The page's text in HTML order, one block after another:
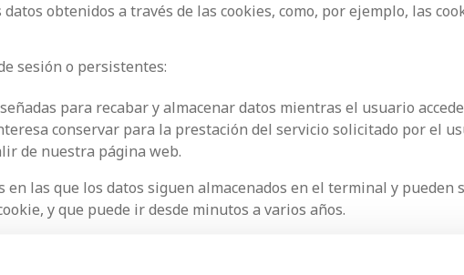
obtenidos a través de las cookies, como, por ejemplo, las
sesión o persistentes:
para recabar y almacenar datos mientras el usuario
conservar para la prestación del servicio solicitado por el
de nuestra página web.
en las que los datos siguen almacenados en el terminal y
y que puede ir desde minutos a varios años.